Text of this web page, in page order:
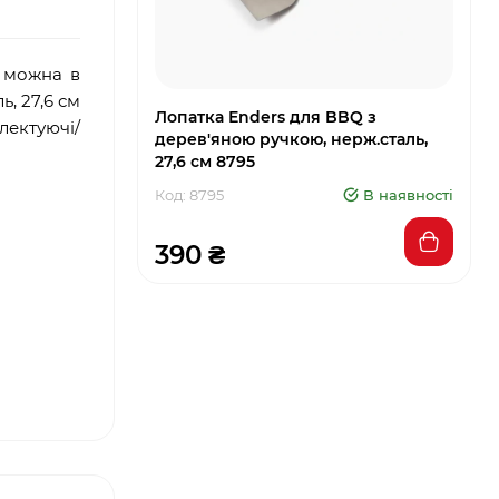
можна в
27,6 см
Лопатка Enders для BBQ з
дерев'яною ручкою, нерж.сталь,
27,6 см 8795
Код: 8795 В наявності
390 ₴